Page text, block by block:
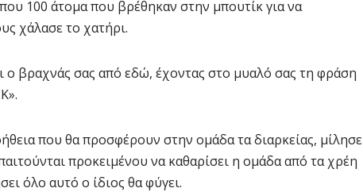
100 άτομα που βρέθηκαν στην μπουτίκ για να
χάλασε το χατήρι.
ο βραχνάς σας από εδώ, έχοντας στο μυαλό σας τη φράση
που θα προσφέρουν στην ομάδα τα διαρκείας, μίλησε
προκειμένου να καθαρίσει η ομάδα από τα χρέη
όλο αυτό ο ίδιος θα φύγει.